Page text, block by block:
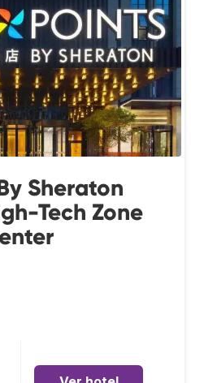
Sheraton
Tech Zone